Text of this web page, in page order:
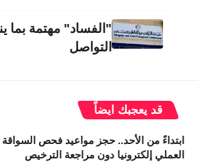
"الفساد" مهتمة بما
التواصل
قد يعجبك ايضاً
ابتداءً من الأحد.. حجز مواعيد فحص السواقة
العملي إلكترونيا دون مراجعة الترخيص